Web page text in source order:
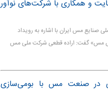
و همکاری با شرکت‌های نوآور
صنایع مس ایران با اشاره به رویداد
ارزش مس» گفت: اراده قطعی شرکت ملی مس
یورویی در صنعت مس با بومی‌سازی